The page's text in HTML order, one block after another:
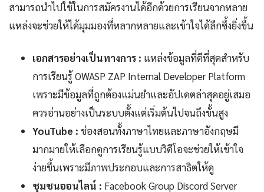
สามารถนำไปใช้ในการสมัครงานได้อีกด้วยการเรียนจากหลาย
แหล่งจะช่วยให้ได้มุมมองที่หลากหลายและเข้าใจได้ลึกซึ้งยิ่งขึ้น
เอกสารอย่างเป็นทางการ : แหล่งข้อมูลที่ดีที่สุดสำหรับ
การเรียนรู้ OWASP ZAP Internal Developer Platform
เพราะมีข้อมูลที่ถูกต้องแม่นยำและอัปเดตล่าสุดอยู่เสมอ
ควรอ่านอย่างเป็นระบบตั้งแต่เริ่มต้นไปจนถึงขั้นสูง
YouTube : ช่องสอนทั้งภาษาไทยและภาษาอังกฤษมี
มากมายให้เลือกดูการเรียนรู้แบบวิดีโอจะช่วยให้เข้าใจ
ง่ายขึ้นเพราะมีภาพประกอบและการสาธิตให้ดู
ชุมชนออนไลน์ : Facebook Group Discord Server